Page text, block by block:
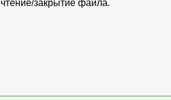
mov ah,0x02
чтение/закрытие файла.